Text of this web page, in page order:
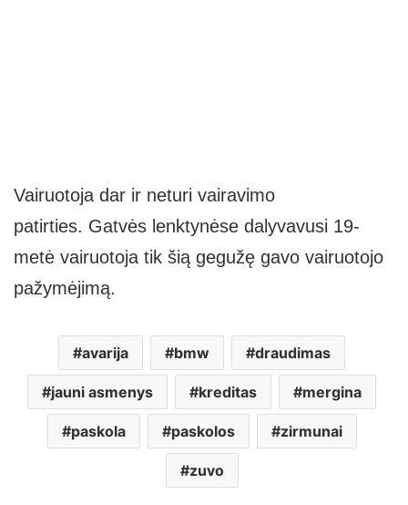
Vairuotoja dar ir neturi vairavimo
patirties. Gatvės lenktynėse dalyvavusi 19-
metė vairuotoja tik šią gegužę gavo vairuotojo
pažymėjimą.
avarija bmw draudimas
jauni asmenys kreditas mergina
paskola paskolos zirmunai
zuvo